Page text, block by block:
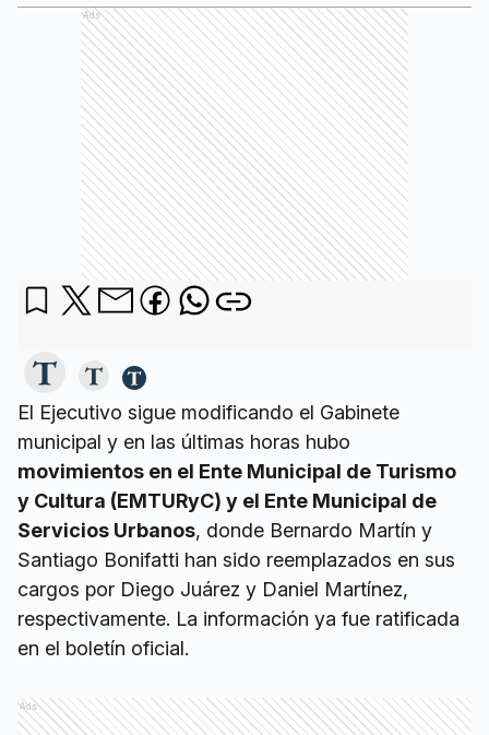
Ads
El Ejecutivo sigue modificando el Gabinete
municipal y en las últimas horas hubo
movimientos en el Ente Municipal de Turismo
y Cultura (EMTURyC) y el Ente Municipal de
Servicios Urbanos, donde Bernardo Martín y
Santiago Bonifatti han sido reemplazados en sus
cargos por Diego Juárez y Daniel Martínez,
respectivamente. La información ya fue ratificada
en el boletín oficial.
Ads